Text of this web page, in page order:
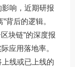
响，近期研报
背后的逻辑。
块链”的深度报
应用落地率。
上线或已上线的